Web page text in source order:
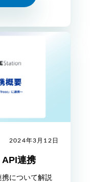
2024年3月12日
連携
について解説